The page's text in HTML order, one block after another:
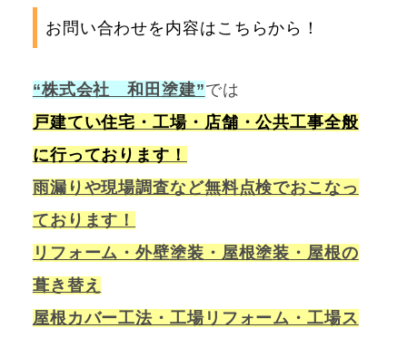
お問い合わせを内容はこちらから！
“株式会社 和田塗建”では
戸建てい住宅・工場・店舗・公共工事全般
に行っております！
雨漏りや現場調査など無料点検でおこなっ
ております！
リフォーム・外壁塗装・屋根塗装・屋根の
葺き替え
屋根カバー工法・工場リフォーム・工場ス